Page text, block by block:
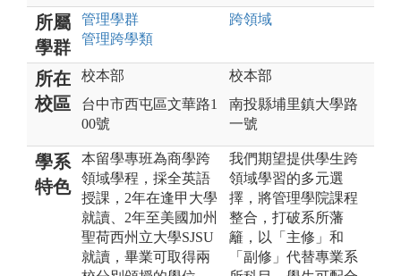
所屬
學群
管理學群
管理跨學類
跨領域
所在
校區
校本部
台中市西屯區文華路1
00號
校本部
南投縣埔里鎮大學路
一號
學系
特色
本留學專班為商學跨
領域學程，採全英語
授課，2年在逢甲大學
就讀、2年至美國加州
聖荷西州立大學SJSU
就讀，畢業可取得兩
我們期望提供學生跨
領域學習的多元選
擇，將管理學院課程
整合，打破系所藩
籬，以「主修」和
「副修」代替專業系